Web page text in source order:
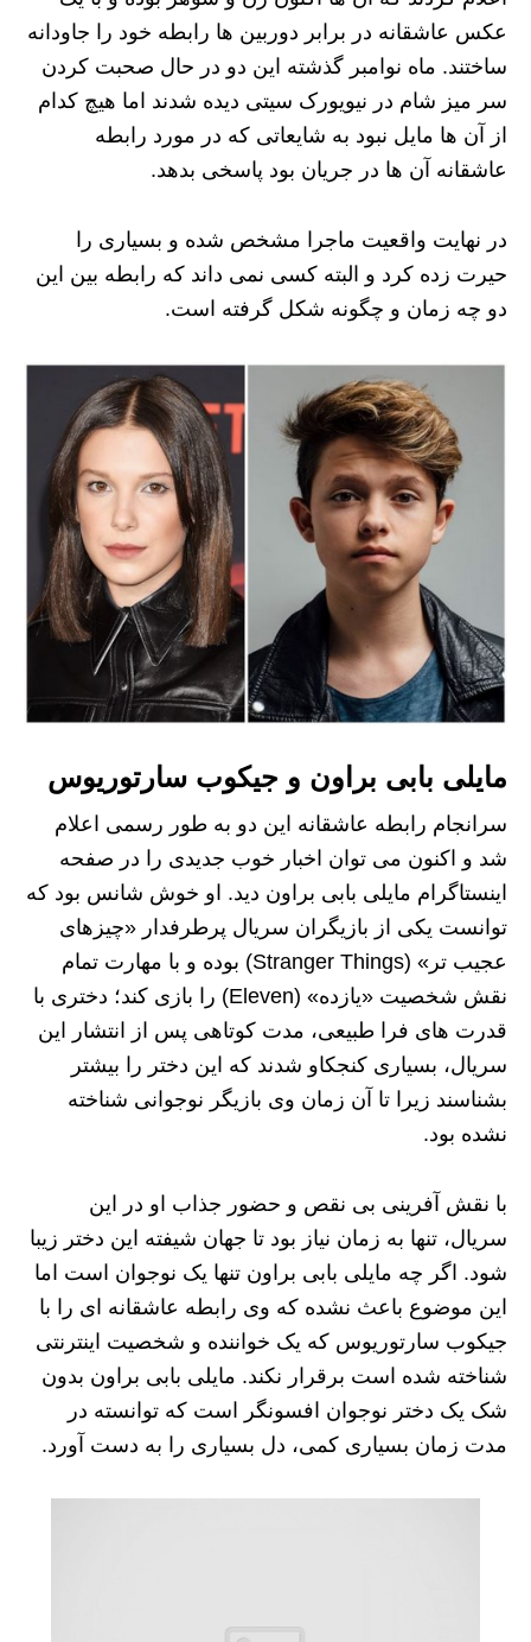
عکس عاشقانه در برابر دوربین ها رابطه خود را جاودانه
ساختند. ماه نوامبر گذشته این دو در حال صحبت کردن
سر میز شام در نیویورک سیتی دیده شدند اما هیچ کدام
از آن ها مایل نبود به شایعاتی که در مورد رابطه
عاشقانه آن ها در جریان بود پاسخی بدهد.
در نهایت واقعیت ماجرا مشخص شده و بسیاری را
حیرت زده کرد و البته کسی نمی داند که رابطه بین این
دو چه زمان و چگونه شکل گرفته است.
مایلی بابی براون و جیکوب سارتوریوس
سرانجام رابطه عاشقانه این دو به طور رسمی اعلام
شد و اکنون می توان اخبار خوب جدیدی را در صفحه
اینستاگرام مایلی بابی براون دید. او خوش شانس بود که
توانست یکی از بازیگران سریال پرطرفدار «چیزهای
عجیب تر» (Stranger Things) بوده و با مهارت تمام
نقش شخصیت «یازده» (Eleven) را بازی کند؛ دختری با
قدرت های فرا طبیعی، مدت کوتاهی پس از انتشار این
سریال، بسیاری کنجکاو شدند که این دختر را بیشتر
بشناسند زیرا تا آن زمان وی بازیگر نوجوانی شناخته
نشده بود.
با نقش آفرینی بی نقص و حضور جذاب او در این
سریال، تنها به زمان نیاز بود تا جهان شیفته این دختر زیبا
شود. اگر چه مایلی بابی براون تنها یک نوجوان است اما
این موضوع باعث نشده که وی رابطه عاشقانه ای را با
جیکوب سارتوریوس که یک خواننده و شخصیت اینترنتی
شناخته شده است برقرار نکند. مایلی بابی براون بدون
شک یک دختر نوجوان افسونگر است که توانسته در
مدت زمان بسیاری کمی، دل بسیاری را به دست آورد.